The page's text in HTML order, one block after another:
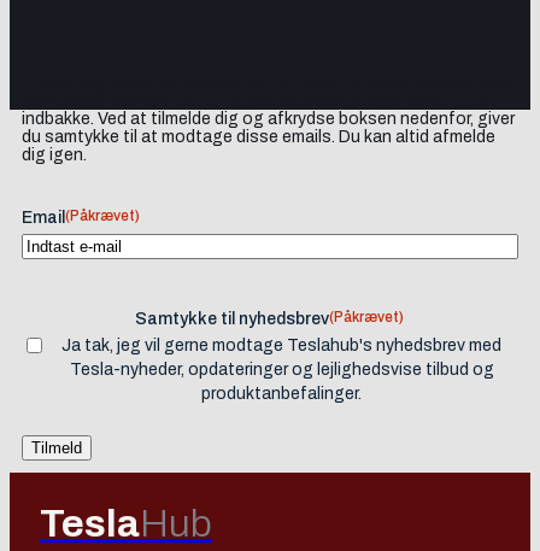
indbakke. Ved at tilmelde dig og afkrydse boksen nedenfor, giver
du samtykke til at modtage disse emails. Du kan altid afmelde
dig igen.
Email (Påkrævet)
Samtykke til nyhedsbrev(Påkrævet)
Ja tak, jeg vil gerne modtage Teslahub's nyhedsbrev med
Tesla-nyheder, opdateringer og lejlighedsvise tilbud og
produktanbefalinger.
TeslaHub